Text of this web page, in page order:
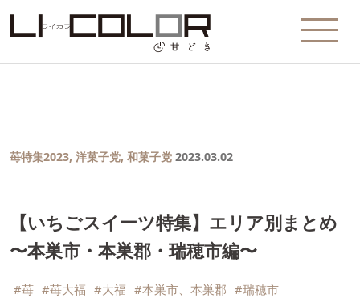
苺特集2023, 洋菓子党, 和菓子党 2023.03.02
【いちごスイーツ特集】エリア別まとめ
〜本巣市・本巣郡・瑞穂市編〜
#苺 #苺大福 #大福 #本巣市、本巣郡 #瑞穂市